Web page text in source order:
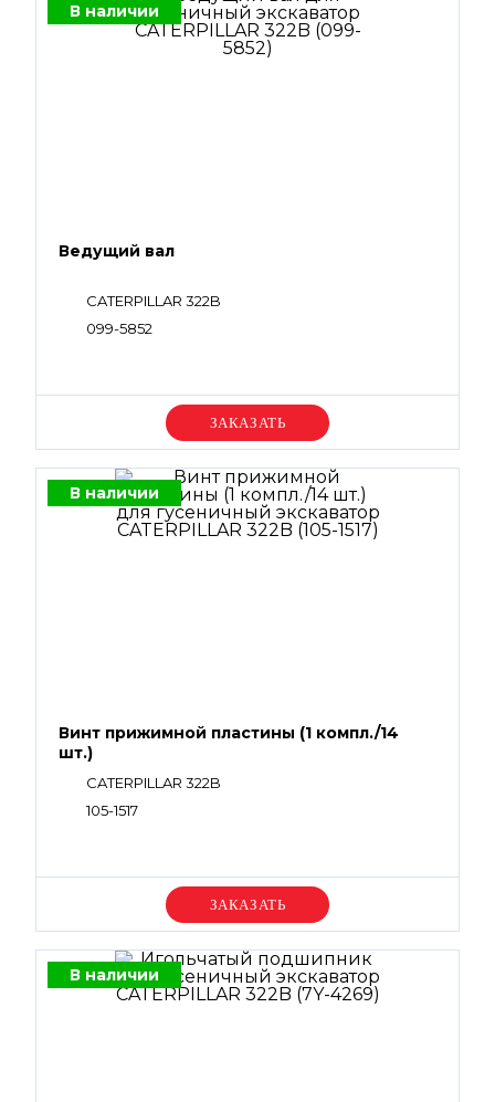
В наличии
Ведущий вал
CATERPILLAR 322B
099-5852
Уточняйте цену
В наличии
Винт прижимной пластины (1 компл./14
шт.)
CATERPILLAR 322B
105-1517
Уточняйте цену
В наличии